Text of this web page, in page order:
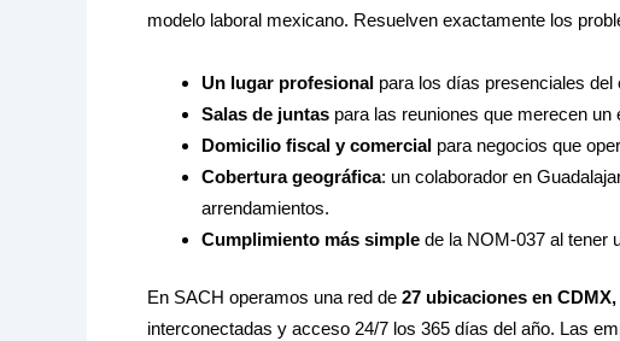
modelo laboral mexicano. Resuelven exactamente los
Un lugar profesional para los días presenciales
Salas de juntas para las reuniones que merecen un
Domicilio fiscal y comercial para negocios que
Cobertura geográfica: un colaborador en
arrendamientos.
Cumplimiento más simple de la NOM-037 al tener
En SACH operamos una red de 27 ubicaciones en
interconectadas y acceso 24/7 los 365 días del año. Las